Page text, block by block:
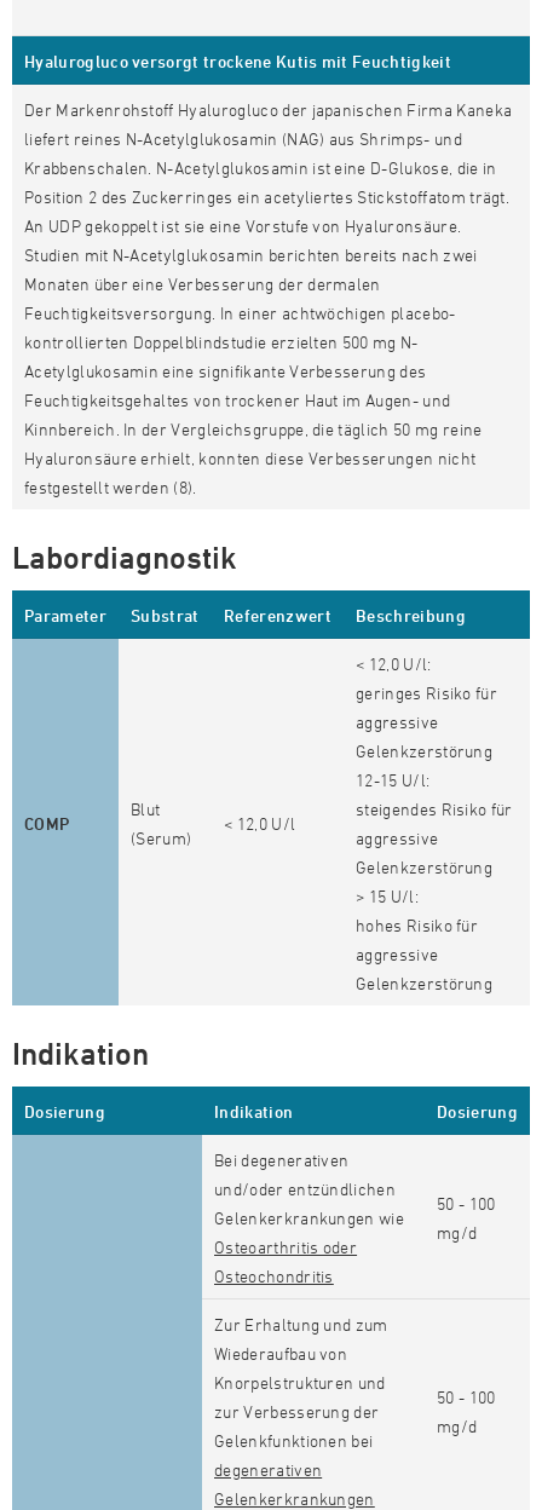
Hyalurogluco versorgt trockene Kutis mit Feuchtigkeit
Der Markenrohstoff Hyalurogluco der japanischen Firma Kaneka
liefert reines N-Acetylglukosamin (NAG) aus Shrimps- und
Krabbenschalen. N-Acetylglukosamin ist eine D-Glukose, die in
Position 2 des Zuckerringes ein acetyliertes Stickstoffatom trägt.
An UDP gekoppelt ist sie eine Vorstufe von Hyaluronsäure.
Studien mit N-Acetylglukosamin berichten bereits nach zwei
Monaten über eine Verbesserung der dermalen
Feuchtigkeitsversorgung. In einer achtwöchigen placebo-
kontrollierten Doppelblindstudie erzielten 500 mg N-
Acetylglukosamin eine signifikante Verbesserung des
Feuchtigkeitsgehaltes von trockener Haut im Augen- und
Kinnbereich. In der Vergleichsgruppe, die täglich 50 mg reine
Hyaluronsäure erhielt, konnten diese Verbesserungen nicht
festgestellt werden (8).
Labordiagnostik
Parameter Substrat Referenzwert Beschreibung
COMP
Blut
(Serum)
< 12,0 U/l
< 12,0 U/l:
geringes Risiko für
aggressive
Gelenkzerstörung
12-15 U/l:
steigendes Risiko für
aggressive
Gelenkzerstörung
> 15 U/l:
hohes Risiko für
aggressive
Gelenkzerstörung
Indikation
Dosierung Indikation Dosierung
Bei degenerativen
und/oder entzündlichen
Gelenkerkrankungen wie
Osteoarthritis oder
Osteochondritis
50 - 100
mg/d
Zur Erhaltung und zum
Wiederaufbau von
Knorpelstrukturen und
zur Verbesserung der
Gelenkfunktionen bei
degenerativen
Gelenkerkrankungen
50 - 100
mg/d